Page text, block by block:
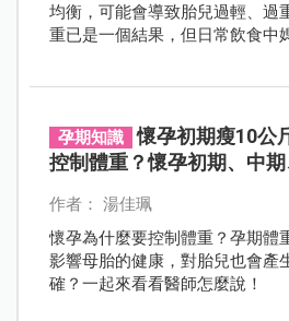
均衡，可能會導致胎兒過輕、過
重已是一個結果，但日常飲食中
孕期知識
懷孕初期瘦10公
控制體重？懷孕初期、中
作者： 湯佳珮
懷孕為什麼要控制體重？孕期體
影響母胎的健康，對胎兒也會產
確？一起來看看醫師怎麼說！